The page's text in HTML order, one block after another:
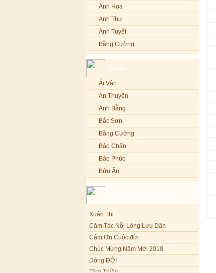
Nhạc niệm Nam Mô A Di Đà Phật -
Kim Linh
Mẹ Từ Bi - Kim Linh
12 Lời nguyện của Bồ tát Quán Thế
Âm - Kim Linh
Lạy Phật Dược Sư - Kim Linh
Diệu Pháp Liên Hoa - Kim Linh
Ánh Hoa
Anh Thư
Ánh Tuyết
Bằng Cường
Bảo Yến
Bảo Yến và Khắc Dũng
Bé Minh Tú
Bé Phương Anh
Bé Xuân Mai
Bích Hồng
Bích Phượng
Bích Thảo
Bích Tuyền
Cẩm Vân
Cao Duy
Cao Minh
Châu Khánh Hà
Chế Thanh
Tác giả
Ái Vân
An Thuyên
Anh Bằng
Bắc Sơn
Bằng Cường
Bảo Chấn
Bảo Phúc
Bửu Ấn
Chúc Hiếu
Chúc Linh
Chung Quân
Chương Đức
Cù Lệ Duyên
Xuân Thi
Cảm Tác Nỗi Lòng Lưu Dân
Cảm Ơn Cuộc đời
Chúc Mừng Năm Mới 2018
Dòng ĐỜI
Tâm Thiền